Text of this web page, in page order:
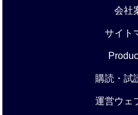
会社
サイト
購読・試
運営ウェ